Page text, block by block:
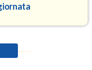
97.4